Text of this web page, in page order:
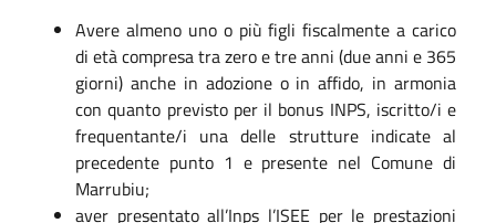
Avere almeno uno o più figli fiscalmente a carico
di età compresa tra zero e tre anni (due anni e 365
giorni) anche in adozione o in affido, in armonia
con quanto previsto per il bonus INPS, iscritto/i e
frequentante/i una delle strutture indicate al
precedente punto 1 e presente nel Comune di
Marrubiu;
aver presentato all’Inps l’ISEE per le prestazioni